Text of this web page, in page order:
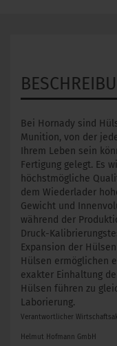
Bei Hornady sind
Munition, von der
Ihrem Leben sein
Fertigung gelegt. Es
höchstmögliche
dem Wiederlader
Gewicht und
während der
Druck-
Expansion der
Hülsen ermöglichen
exakter Einhaltung
Hülsen führen zu
Laborierung.
Verantwortlicher
Helmut Hofmann GmbH